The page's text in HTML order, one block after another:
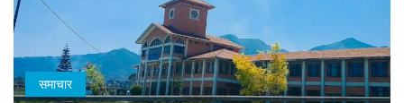
समाचार